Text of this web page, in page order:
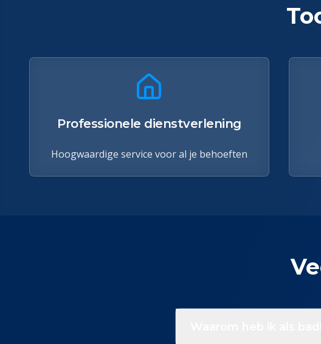
Professionele dienstverlening
Hoogwaardige service voor al je behoeften